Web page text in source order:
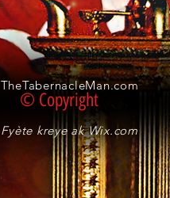
TheTabernacleMan.com
Fyète kreye akWix.com
© Copyright